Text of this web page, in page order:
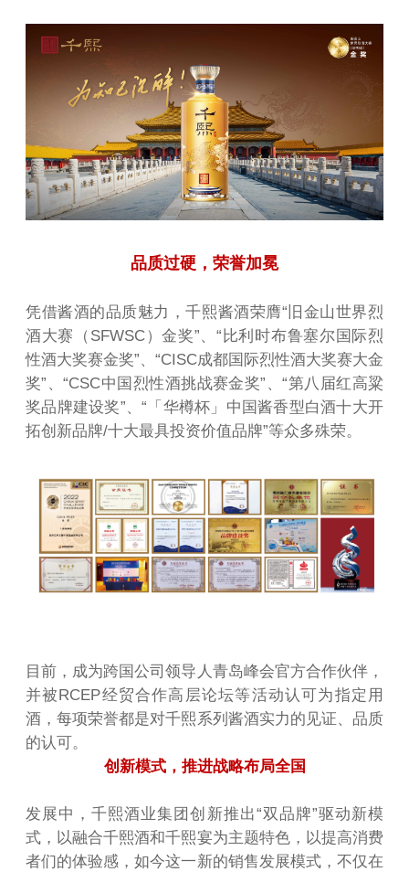
品质过硬，荣誉加冕
凭借酱酒的品质魅力，千熙酱酒荣膺“旧金山世界烈
酒大赛（SFWSC）金奖”、“比利时布鲁塞尔国际烈
性酒大奖赛金奖”、“CISC成都国际烈性酒大奖赛大金
奖”、“CSC中国烈性酒挑战赛金奖”、“第八届红高粱
奖品牌建设奖”、“「华樽杯」中国酱香型白酒十大开
拓创新品牌/十大最具投资价值品牌”等众多殊荣。
目前，成为跨国公司领导人青岛峰会官方合作伙伴，
并被RCEP经贸合作高层论坛等活动认可为指定用
酒，每项荣誉都是对千熙系列酱酒实力的见证、品质
的认可。
创新模式，推进战略布局全国
发展中，千熙酒业集团创新推出“双品牌”驱动新模
式，以融合千熙酒和千熙宴为主题特色，以提高消费
者们的体验感，如今这一新的销售发展模式，不仅在